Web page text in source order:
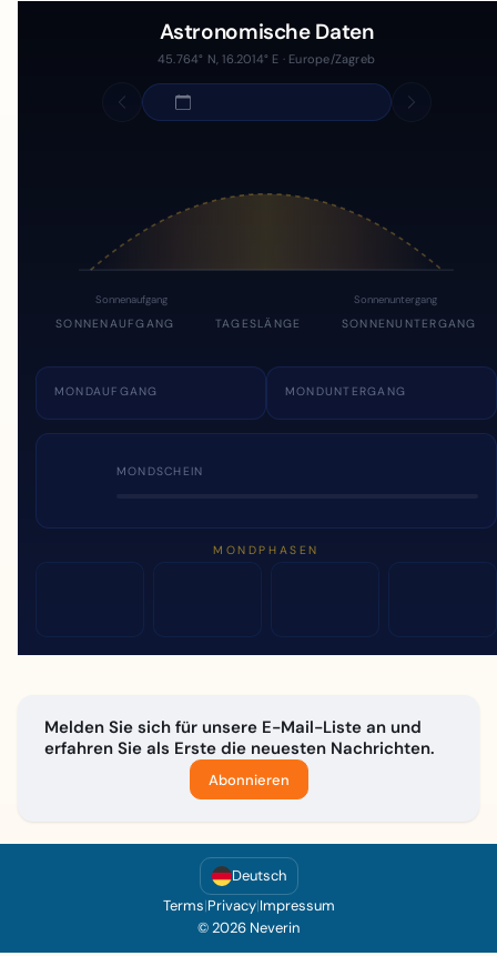
Astronomische Daten
45.764° N, 16.2014° E · Europe/Zagreb
Sonnenaufgang Sonnenuntergang
SONNENAUFGANG TAGESLÄNGE SONNENUNTERGANG
MONDAUFGANG MONDUNTERGANG
MONDSCHEIN
MONDPHASEN
Melden Sie sich für unsere E-Mail-Liste an und
erfahren Sie als Erste die neuesten Nachrichten.
Abonnieren
Deutsch
Terms|Privacy|Impressum
© 2026 Neverin